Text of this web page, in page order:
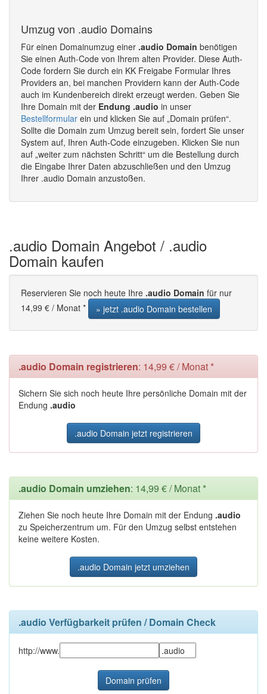
Umzug von .audio Domains
Für einen Domainumzug einer .audio Domain benötigen
Sie einen Auth-Code von Ihrem alten Provider. Diese Auth-
Code fordern Sie durch ein KK Freigabe Formular Ihres
Providers an, bei manchen Providern kann der Auth-Code
auch im Kundenbereich direkt erzeugt werden. Geben Sie
Ihre Domain mit der Endung .audio in unser
Bestellformular ein und klicken Sie auf „Domain prüfen“.
Sollte die Domain zum Umzug bereit sein, fordert Sie unser
System auf, Ihren Auth-Code einzugeben. Klicken Sie nun
auf „weiter zum nächsten Schritt“ um die Bestellung durch
die Eingabe Ihrer Daten abzuschließen und den Umzug
Ihrer .audio Domain anzustoßen.
.audio Domain Angebot / .audio
Domain kaufen
Reservieren Sie noch heute Ihre .audio Domain für nur
14,99 € / Monat *
» jetzt .audio Domain bestellen
.audio Domain registrieren: 14,99 € / Monat *
Sichern Sie sich noch heute Ihre persönliche Domain mit der
Endung .audio
.audio Domain jetzt registrieren
.audio Domain umziehen: 14,99 € / Monat *
Ziehen Sie noch heute Ihre Domain mit der Endung .audio
zu Speicherzentrum um. Für den Umzug selbst entstehen
keine weitere Kosten.
.audio Domain jetzt umziehen
.audio Verfügbarkeit prüfen / Domain Check
http://www.